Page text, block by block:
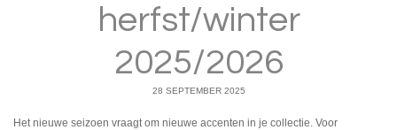
herfst/winter
2025/2026
28 SEPTEMBER 2025
Het nieuwe seizoen vraagt om nieuwe accenten in je collectie. Voor